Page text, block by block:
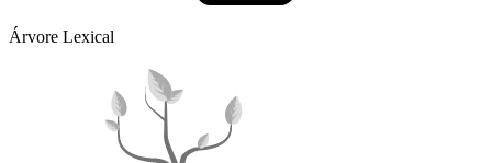
Árvore Lexical